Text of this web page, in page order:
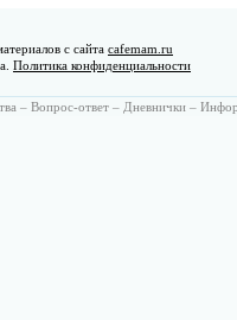
с сайта cafemam.ru
Политика конфиденциальности
– Вопрос-ответ – Дневнички –